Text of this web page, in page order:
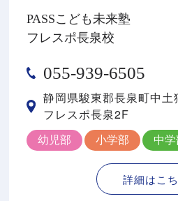
PASSこども未来塾
フレスポ長泉校
055-939-6505
静岡県駿東郡⻑泉町中⼟
フレスポ⻑泉2F
幼児部 小学部 中学
詳細はこ